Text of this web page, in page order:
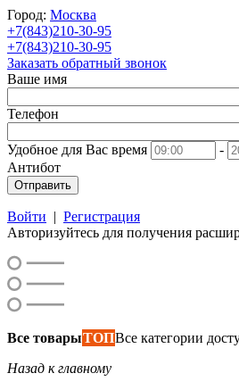
Город: Москва
+7(843)210-30-95
+7(843)210-30-95
Заказать обратный звонок
Ваше имя
Телефон
Удобное для Вас время
-
Антибот
Отправить
Войти | Регистрация
Авторизуйтесь для получения
Все товарыТОПВсе категории
Назад к главному